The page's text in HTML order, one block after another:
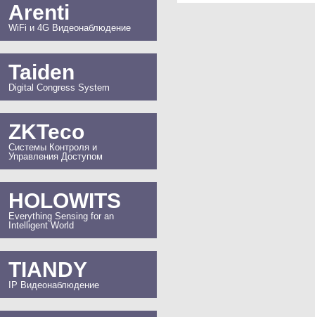
Arenti
WiFi и 4G Видеонаблюдение
Taiden
Digital Congress System
ZKTeco
Системы Контроля и
Управления Доступом
HOLOWITS
Everything Sensing for an
Intelligent World
TIANDY
IP Видеонаблюдение